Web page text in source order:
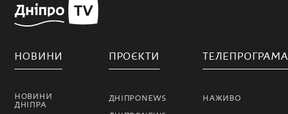
НОВИНИ
НОВИНИ
ДНІПРА
ПРОЄКТИ
ДНІПРОNEWS
ТЕЛЕПРОГРАМА
НАЖИВО